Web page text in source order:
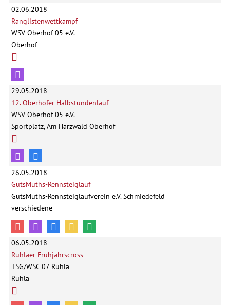
02.06.2018
Ranglistenwettkampf
WSV Oberhof 05 e.V.
Oberhof
29.05.2018
12. Oberhofer Halbstundenlauf
WSV Oberhof 05 e.V.
Sportplatz, Am Harzwald Oberhof
26.05.2018
GutsMuths-Rennsteiglauf
GutsMuths-Rennsteiglaufverein e.V. Schmiedefeld
verschiedene
06.05.2018
Ruhlaer Frühjahrscross
TSG/WSC 07 Ruhla
Ruhla